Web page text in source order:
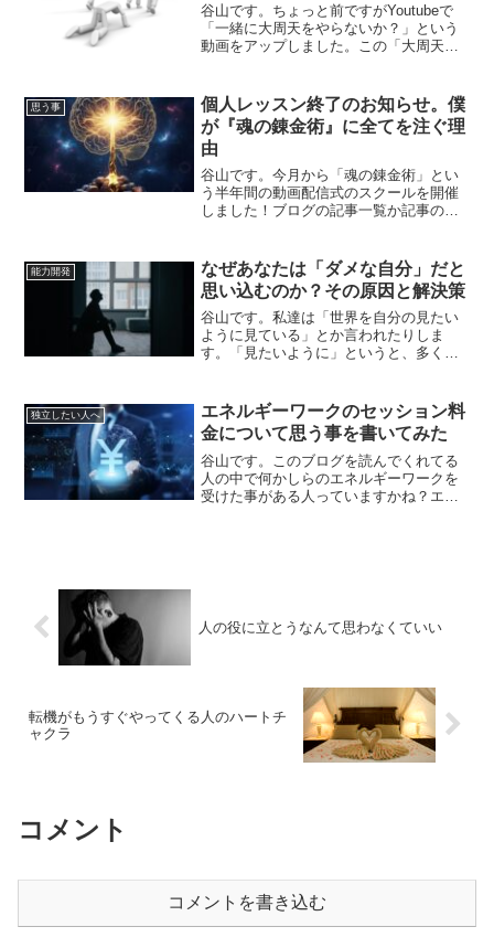
谷山です。ちょっと前ですがYoutubeで
「一緒に大周天をやらないか？」という
動画をアップしました。この「大周天」
が違う感じになります。そこら辺の違い
については↓の動画...
思う事
個人レッスン終了のお知らせ。僕
が『魂の錬金術』に全てを注ぐ理
由
谷山です。今月から「魂の錬金術」とい
う半年間の動画配信式のスクールを開催
しました！ブログの記事一覧か記事の最
用のページへ飛んでいきますのでご興味
ある方はぜひボタンをクリ...
能力開発
なぜあなたは「ダメな自分」だと
思い込むのか？その原因と解決策
谷山です。私達は「世界を自分の見たい
ように見ている」とか言われたりしま
す。「見たいように」というと、多くの
んな世界なんて見たくねーよ」と思うの
も自然な事ではあると思いま...
独立したい人へ
エネルギーワークのセッション料
金について思う事を書いてみた
谷山です。このブログを読んでくれてる
人の中で何かしらのエネルギーワークを
受けた事がある人っていますかね？エネ
人の役に立とうなんて思わなくていい
転機がもうすぐやってくる人のハートチ
ャクラ
コメント
コメントを書き込む